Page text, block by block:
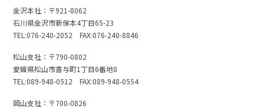
金沢本社：〒921-8062
石川県金沢市新保本4丁目65-23
TEL:076-240-2052 FAX:076-240-8846
松山支社：〒790-0802
愛媛県松山市喜与町1丁目6番地8
TEL:089-948-0512 FAX:089-948-0554
岡山支社：〒700-0826